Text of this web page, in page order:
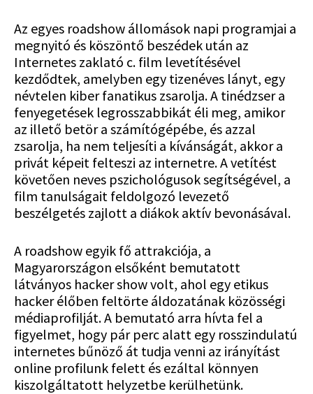
Az egyes roadshow állomások napi programjai a
megnyitó és köszöntő beszédek után az
Internetes zaklató c. film levetítésével
kezdődtek, amelyben egy tizenéves lányt, egy
névtelen kiber fanatikus zsarolja. A tinédzser a
fenyegetések legrosszabbikát éli meg, amikor
az illető betör a számítógépébe, és azzal
zsarolja, ha nem teljesíti a kívánságát, akkor a
privát képeit felteszi az internetre. A vetítést
követően neves pszichológusok segítségével, a
film tanulságait feldolgozó levezető
beszélgetés zajlott a diákok aktív bevonásával.
A roadshow egyik fő attrakciója, a
Magyarországon elsőként bemutatott
látványos hacker show volt, ahol egy etikus
hacker élőben feltörte áldozatának közösségi
médiaprofilját. A bemutató arra hívta fel a
figyelmet, hogy pár perc alatt egy rosszindulatú
internetes bűnöző át tudja venni az irányítást
online profilunk felett és ezáltal könnyen
kiszolgáltatott helyzetbe kerülhetünk.